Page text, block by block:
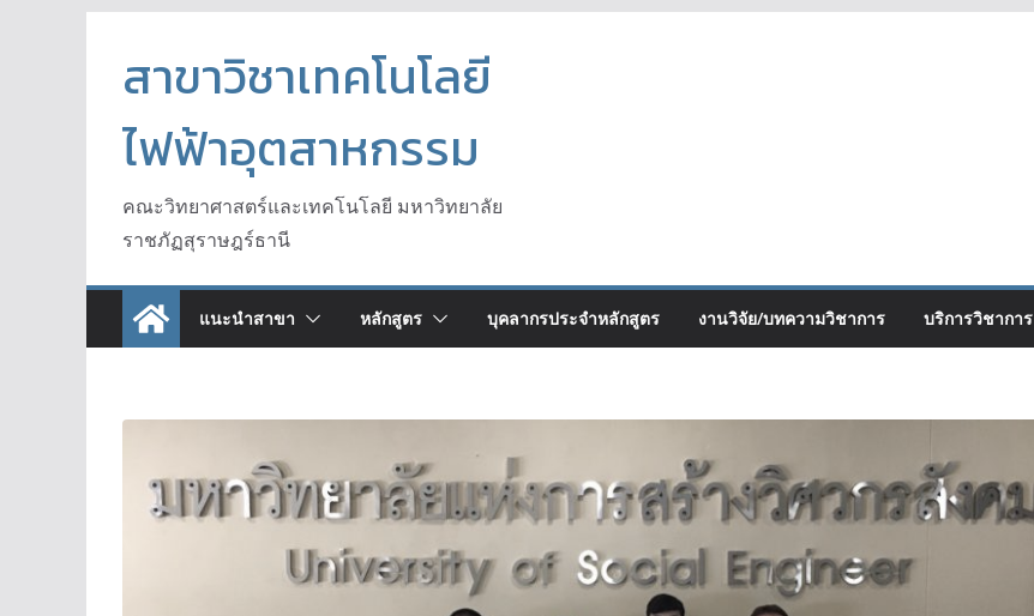
contentสาขาวิชาเทคโนโลยี
ไฟฟ้าอุตสาหกรรม
คณะวิทยาศาสตร์และเทคโนโลยี มหาวิทยาลัย
ราชภัฏสุราษฎร์ธานี
แนะนำสาขา หลักสูตร บุคลากรประจำหลักสูตร งานวิจัย/บทความวิชาการ บริการวิชาการ